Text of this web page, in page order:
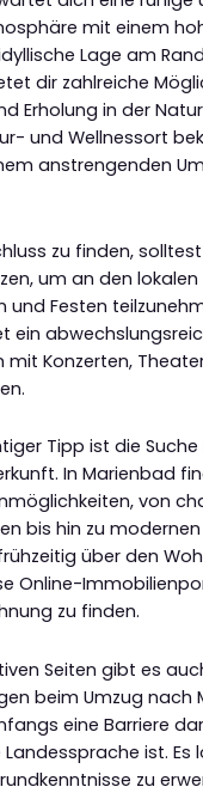
mit einem
Lage am
dir zahlreiche
Erholung in der
und Wellnessort
anstrengenden
zu finden,
um an den lokalen
und Festen
ein
mit Konzerten,
Tipp ist die
In Marienbad
von
bis hin zu
über den
Online-
zu finden.
Seiten gibt es
beim Umzug nach
eine Barriere
ist. Es
zu